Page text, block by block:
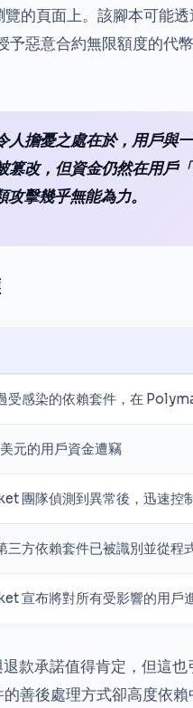
的頁面上。該腳本可能
予惡意合約無限額度的代
人擔憂之處在於，用戶與
篡改，但資金仍然在用戶
擊幾乎無能為力。
受感染的依賴套件，在
元的用戶資金遭竊
團隊偵測到異常後，迅速控
三方依賴套件已被識別並從程
宣布將對所有受影響的用戶
款承諾值得肯定，但這也
善後處理方式卻高度依